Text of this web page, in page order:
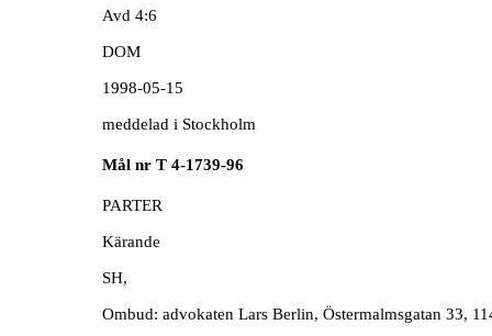
Avd 4:6
DOM
1998-05-15
meddelad i Stockholm
Mål nr T 4-1739-96
PARTER
Kärande
SH,
Ombud: advokaten Lars Berlin, Östermalmsgatan 33,